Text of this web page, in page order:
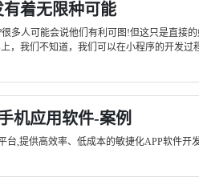
着无限种可能
多人可能会说他们有利可图!但这只是直接
上，我们不知道，我们可以在小程序的开发
机应用软件-案例
台,提供高效率、低成本的敏捷化APP软件开